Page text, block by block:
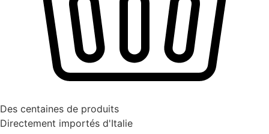
Des centaines de produits
Directement importés d'Italie